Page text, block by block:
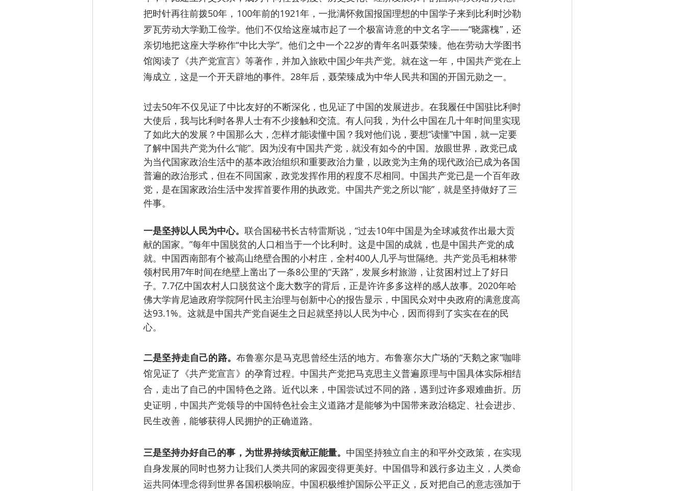
把时针再往前拨50年，100年前的1921年，一批满怀救国报国理想的中国学子来到比利时沙勒
罗瓦劳动大学勤工俭学。他们不仅给这座城市起了一个极富诗意的中文名字——“晓露槐”，还
亲切地把这座大学称作“中比大学”。他们之中一个22岁的青年名叫聂荣臻。他在劳动大学图书
馆阅读了《共产党宣言》等著作，并加入旅欧中国少年共产党。就在这一年，中国共产党在上
海成立，这是一个开天辟地的事件。28年后，聂荣臻成为中华人民共和国的开国元勋之一。
过去50年不仅见证了中比友好的不断深化，也见证了中国的发展进步。在我履任中国驻比利时
大使后，我与比利时各界人士有不少接触和交流。有人问我，为什么中国在几十年时间里实现
了如此大的发展？中国那么大，怎样才能读懂中国？我对他们说，要想“读懂”中国，就一定要
了解中国共产党为什么“能”。因为没有中国共产党，就没有如今的中国。放眼世界，政党已成
为当代国家政治生活中的基本政治组织和重要政治力量，以政党为主角的现代政治已成为各国
普遍的政治形式，但在不同国家，政党发挥作用的程度不尽相同。中国共产党已是一个百年政
党，是在国家政治生活中发挥首要作用的执政党。中国共产党之所以“能”，就是坚持做好了三
件事。
一是坚持以人民为中心。 联合国秘书长古特雷斯说，“过去10年中国是为全球减贫作出最大贡
献的国家。”每年中国脱贫的人口相当于一个比利时。这是中国的成就，也是中国共产党的成
就。中国西南部有个被高山绝壁合围的小村庄，全村400人几乎与世隔绝。共产党员毛相林带
领村民用7年时间在绝壁上凿出了一条8公里的“天路”，发展乡村旅游，让贫困村过上了好日
子。7.7亿中国农村人口脱贫这个庞大数字的背后，正是许许多多这样的感人故事。2020年哈
佛大学肯尼迪政府学院阿什民主治理与创新中心的报告显示，中国民众对中央政府的满意度高
达93.1%。这就是中国共产党自诞生之日起就坚持以人民为中心，因而得到了实实在在的民
心。
二是坚持走自己的路。 布鲁塞尔是马克思曾经生活的地方。布鲁塞尔大广场的“天鹅之家”咖啡
馆见证了《共产党宣言》的孕育过程。中国共产党把马克思主义普遍原理与中国具体实际相结
合，走出了自己的中国特色之路。近代以来，中国尝试过不同的路，遇到过许多艰难曲折。历
史证明，中国共产党领导的中国特色社会主义道路才是能够为中国带来政治稳定、社会进步、
民生改善，能够获得人民拥护的正确道路。
三是坚持办好自己的事，为世界持续贡献正能量。 中国坚持独立自主的和平外交政策，在实现
自身发展的同时也努力让我们人类共同的家园变得更美好。中国倡导和践行多边主义，人类命
运共同体理念得到世界各国积极响应。中国积极维护国际公平正义，反对把自己的意志强加于